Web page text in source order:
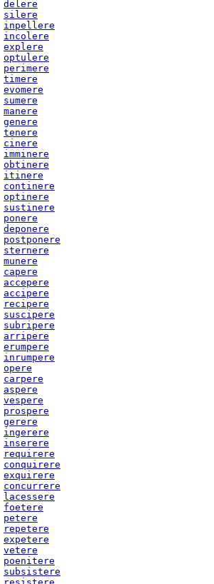
delere
silere
inpellere
incolere
explere
optulere
perimere
timere
evomere
sumere
manere
genere
tenere
cinere
imminere
obtinere
itinere
continere
optinere
sustinere
ponere
deponere
postponere
sternere
munere
capere
accepere
accipere
recipere
suscipere
subripere
arripere
erumpere
inrumpere
opere
carpere
aspere
vespere
prospere
gerere
ingerere
inserere
requirere
conquirere
exquirere
concurrere
lacessere
foetere
petere
repetere
expetere
vetere
poenitere
subsistere